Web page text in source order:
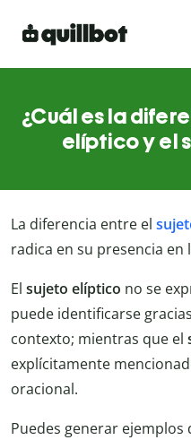
¿Cuál es la
elíptico y el
La diferencia entre el
radica en su presencia en
El sujeto elíptico no se
puede identificarse
contexto; mientras que el
explícitamente
oracional.
Puedes generar ejemplos